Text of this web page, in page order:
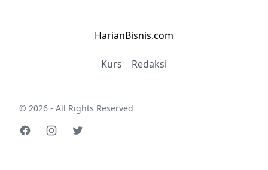
HarianBisnis.com
Kurs Redaksi
© 2026 - All Rights Reserved